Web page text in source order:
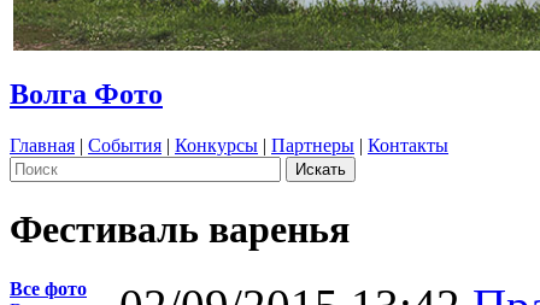
Волга Фото
Главная | События | Конкурсы | Партнеры | Контакты
Фестиваль варенья
Все фото